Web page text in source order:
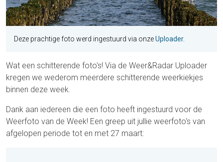
Deze prachtige foto werd ingestuurd via onzeUploader.
Wat een schitterende foto's! Via de Weer&Radar Uploader
kregen we wederom meerdere schitterende weerkiekjes
binnen deze week.
Dank aan iedereen die een foto heeft ingestuurd voor de
Weerfoto van de Week! Een greep uit jullie weerfoto's van
afgelopen periode tot en met 27 maart: